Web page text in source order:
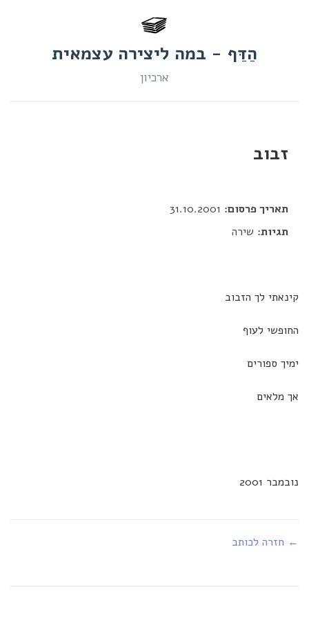
הַדַּף - במה ליצירה עצמאית
ארכיון
זבוב
תאריך פרסום:
תגיות: שירה
קינאתי לך הזבוב
החופשי לעוף
ימיך ספורים
אך מלאים
נובמבר 2001
← חזרה לכותב